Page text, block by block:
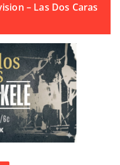
– Las Dos Caras